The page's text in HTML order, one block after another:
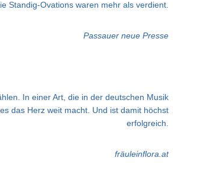
Standig-Ovations waren mehr als verdient.
Passauer neue Presse
In einer Art, die in der deutschen Musik
das Herz weit macht. Und ist damit höchst
erfolgreich.
fräuleinflora.at